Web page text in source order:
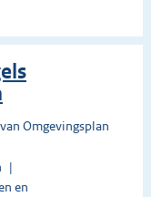
Omgevingsplan
en